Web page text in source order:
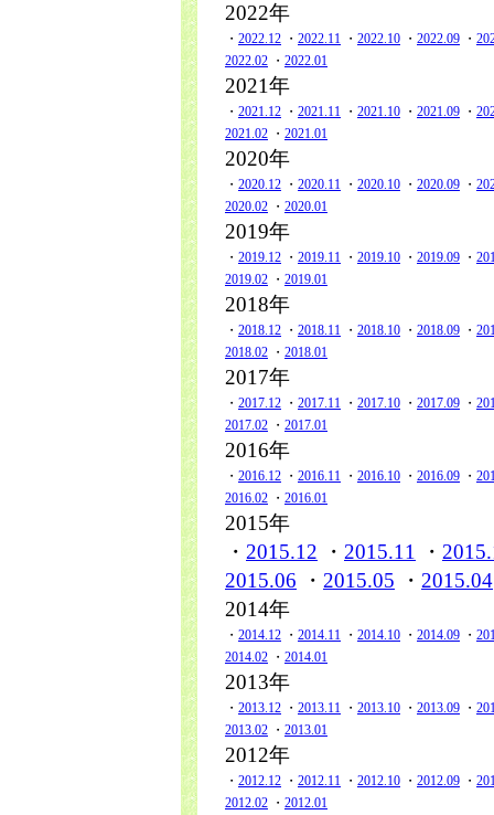
2022年
・ 2022.12 ・ 2022.11 ・ 2022.10 ・ 2022.09 ・
2022.02 ・ 2022.01
2021年
・ 2021.12 ・ 2021.11 ・ 2021.10 ・ 2021.09 ・
2021.02 ・ 2021.01
2020年
・ 2020.12 ・ 2020.11 ・ 2020.10 ・ 2020.09 ・
2020.02 ・ 2020.01
2019年
・ 2019.12 ・ 2019.11 ・ 2019.10 ・ 2019.09 ・
2019.02 ・ 2019.01
2018年
・ 2018.12 ・ 2018.11 ・ 2018.10 ・ 2018.09 ・
2018.02 ・ 2018.01
2017年
・ 2017.12 ・ 2017.11 ・ 2017.10 ・ 2017.09 ・
2017.02 ・ 2017.01
2016年
・ 2016.12 ・ 2016.11 ・ 2016.10 ・ 2016.09 ・
2016.02 ・ 2016.01
2015年
・ 2015.12 ・ 2015.11 ・
2015.06 ・ 2015.05 ・ 2015.04
2014年
・ 2014.12 ・ 2014.11 ・ 2014.10 ・ 2014.09 ・
2014.02 ・ 2014.01
2013年
・ 2013.12 ・ 2013.11 ・ 2013.10 ・ 2013.09 ・
2013.02 ・ 2013.01
2012年
・ 2012.12 ・ 2012.11 ・ 2012.10 ・ 2012.09 ・
2012.02 ・ 2012.01